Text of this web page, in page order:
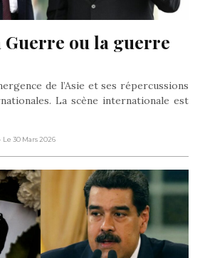
ou la guerre
de l’Asie et ses répercussions
La scène internationale est
Le 30 Mars 2026